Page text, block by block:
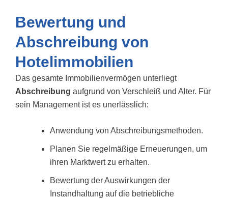
Bewertung und
Abschreibung von
Hotelimmobilien
Das gesamte Immobilienvermögen unterliegt
Abschreibung aufgrund von Verschleiß und Alter. Für
sein Management ist es unerlässlich:
Anwendung von Abschreibungsmethoden.
Planen Sie regelmäßige Erneuerungen, um
ihren Marktwert zu erhalten.
Bewertung der Auswirkungen der
Instandhaltung auf die betriebliche